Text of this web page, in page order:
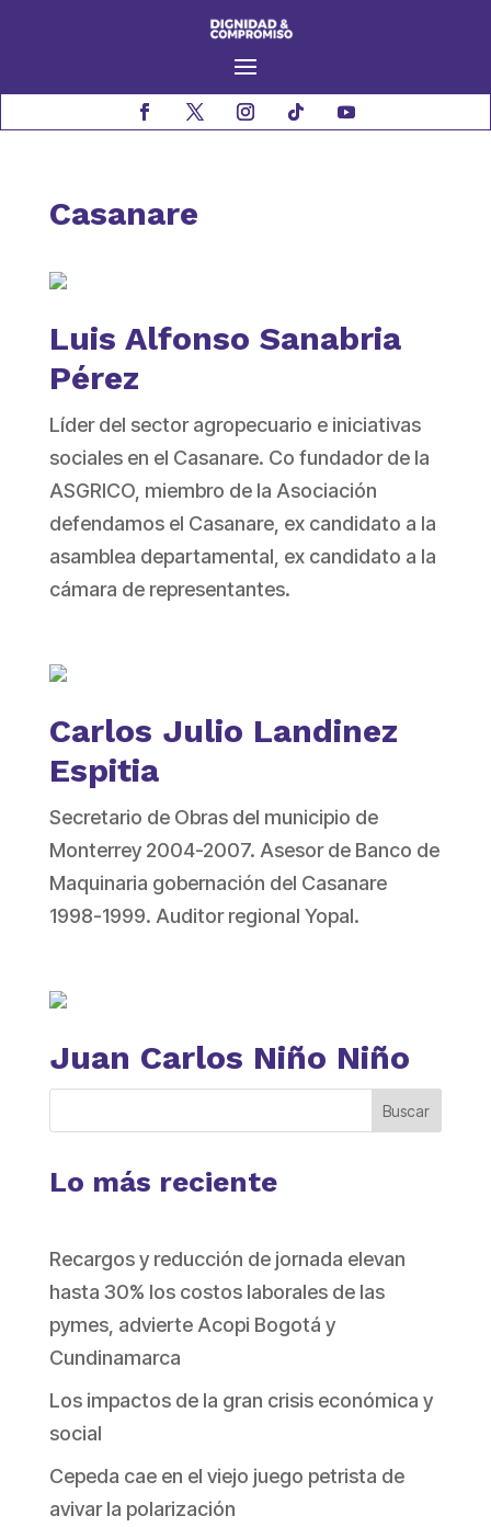
Casanare
Luis Alfonso Sanabria
Pérez
Líder del sector agropecuario e iniciativas
sociales en el Casanare. Co fundador de la
ASGRICO, miembro de la Asociación
defendamos el Casanare, ex candidato a la
asamblea departamental, ex candidato a la
cámara de representantes.
Carlos Julio Landinez
Espitia
Secretario de Obras del municipio de
Monterrey 2004-2007. Asesor de Banco de
Maquinaria gobernación del Casanare
1998-1999. Auditor regional Yopal.
Juan Carlos Niño Niño
Buscar
Lo más reciente
Recargos y reducción de jornada elevan
hasta 30% los costos laborales de las
pymes, advierte Acopi Bogotá y
Cundinamarca
Los impactos de la gran crisis económica y
social
Cepeda cae en el viejo juego petrista de
avivar la polarización